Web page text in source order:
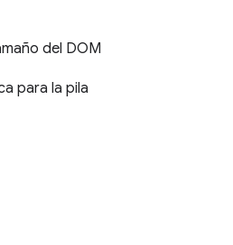
del DOM
para la pila